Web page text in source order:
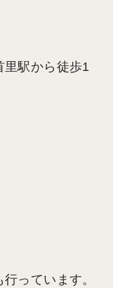
里駅から徒歩1
っています。